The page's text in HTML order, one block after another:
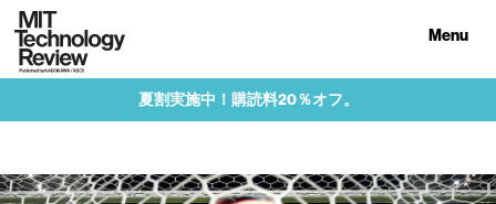
Menu
夏割実施中！購読料20％オフ。